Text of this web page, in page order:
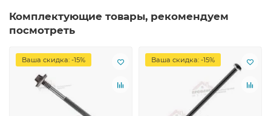
Комплектующие товары, рекомендуем
посмотреть
Ваша скидка: -15% Ваша скидка: -15%